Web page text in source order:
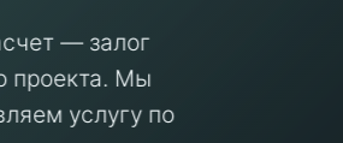
— залог
Мы
услугу по